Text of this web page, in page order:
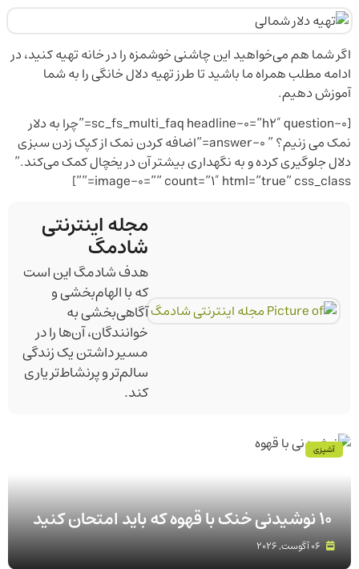
اگر شما هم می‌خواهید این چاشنی خوشمزه را در خانه تهیه کنید، در
ادامه مطلب همراه ما باشید تا طرز تهیه دلال خانگی را به شما
آموزش دهیم.
[sc_fs_multi_faq headline-0=”h2″ question-0=”چرا به دلار
نمک می زنیم؟ ” answer-0=”اضافه کردن نمک از کپک زدن سبزی
دلال جلوگیری کرده و به نگهداری بیشتر آن در یخچال کمک می‌کند.”
image-0=”” count=”1″ html=”true” css_class=””]
مجله اینترنتی
شادمگ
هدف شادمگ این است
که با الهام‌بخشی و
آگاهی‌بخشی به
خوانندگان، آن‌ها را در
مسیر داشتن یک زندگی
سالم‌تر و پرنشاط‌تر یاری
کند.
۱۰ نوشیدنی خنک با قهوه که باید امتحان کنید
آشپزی